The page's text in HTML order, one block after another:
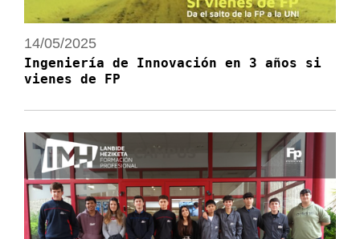
14/05/2025
Ingeniería de Innovación en 3 años si
vienes de FP